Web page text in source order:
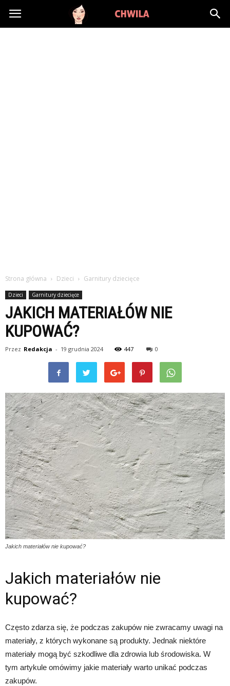
LadyChwila.pl
Strona główna Dzieci Garnitury dziecięce
Dzieci Garnitury dziecięce
JAKICH MATERIAŁÓW NIE
KUPOWAĆ?
Przez Redakcja - 19 grudnia 2024 447 0
Jakich materiałów nie kupować?
Jakich materiałów nie
kupować?
Często zdarza się, że podczas zakupów nie zwracamy uwagi na
materiały, z których wykonane są produkty. Jednak niektóre
materiały mogą być szkodliwe dla zdrowia lub środowiska. W
tym artykule omówimy jakie materiały warto unikać podczas
zakupów.